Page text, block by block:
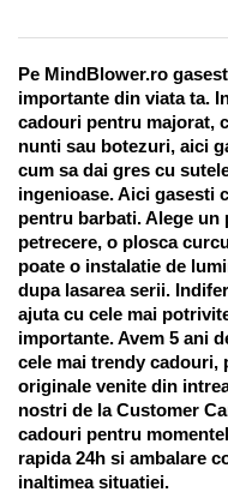
Pe MindBlower.ro
importante din viata ta.
cadouri pentru majorat,
nunti sau botezuri, aici
cum sa dai gres cu
ingenioase. Aici gasesti
pentru barbati. Alege un
petrecere, o plosca
poate o instalatie de
dupa lasarea serii.
ajuta cu cele mai
importante. Avem 5 ani
cele mai trendy cadouri,
originale venite din
nostri de la Customer
cadouri pentru
rapida 24h si ambalare
inaltimea situatiei.